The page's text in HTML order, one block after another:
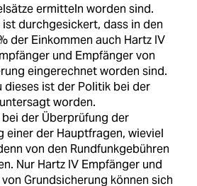
ermitteln worden sind.
durchgesickert, dass in den
der Einkommen auch Hartz IV
und Empfänger von
eingerechnet worden sind.
dieses ist der Politik bei der
worden.
der Überprüfung der
einer der Hauptfragen, wieviel
von den Rundfunkgebühren
Nur Hartz IV Empfänger und
Grundsicherung können sich